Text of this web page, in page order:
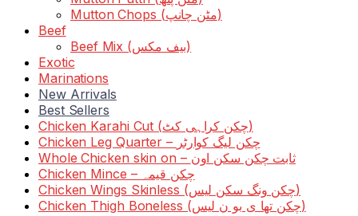
Mutton Chops (مٹن چانپ)
Beef
Beef Mix (بیف مکس)
Exotic
Marinations
New Arrivals
Best Sellers
Chicken Karahi Cut (چکن کراہی کٹ)
Chicken Leg Quarter – چکن لیگ کوارٹر
Whole Chicken skin on – ثابت چکن سکن اون
Chicken Mince – چکن قیمہ
Chicken Wings Skinless (چکن ونگ سکن لیس)
Chicken Thigh Boneless (چکن تھا ی بو ن لیس)